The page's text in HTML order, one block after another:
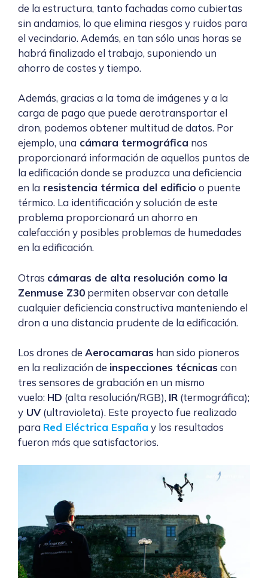
de la estructura, tanto fachadas como cubiertas
sin andamios, lo que elimina riesgos y ruidos para
el vecindario. Además, en tan sólo unas horas se
habrá finalizado el trabajo, suponiendo un
ahorro de costes y tiempo.
Además, gracias a la toma de imágenes y a la
carga de pago que puede aerotransportar el
dron, podemos obtener multitud de datos. Por
ejemplo, una cámara termográfica nos
proporcionará información de aquellos puntos de
la edificación donde se produzca una deficiencia
en la resistencia térmica del edificio o puente
térmico. La identificación y solución de este
problema proporcionará un ahorro en
calefacción y posibles problemas de humedades
en la edificación.
Otras cámaras de alta resolución como la
Zenmuse Z30 permiten observar con detalle
cualquier deficiencia constructiva manteniendo el
dron a una distancia prudente de la edificación.
Los drones de Aerocamaras han sido pioneros
en la realización de inspecciones técnicas con
tres sensores de grabación en un mismo
vuelo: HD (alta resolución/RGB), IR (termográfica);
y UV(ultravioleta). Este proyecto fue realizado
para Red Eléctrica España y los resultados
fueron más que satisfactorios.